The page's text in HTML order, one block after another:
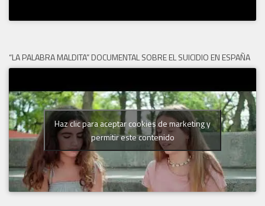
“LA PALABRA MALDITA” DOCUMENTAL SOBRE EL SUICIDIO EN ESPAÑA
Haz clic para aceptar cookies de marketing y
permitir este contenido